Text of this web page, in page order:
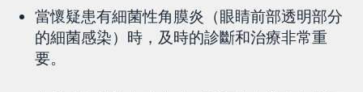
當懷疑患有細菌性角膜炎（眼睛前部透明部分
的細菌感染）時，及時的診斷和治療非常重
要。